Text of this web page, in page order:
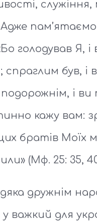
служіння,
пам’ятаємо
голодував Я, і
спраглим був, і
і ви
кажу вам:
братів Моїх
(Мф. 25: 35,
дружнім
важкий для